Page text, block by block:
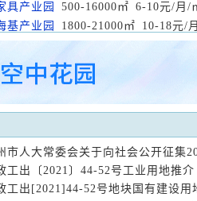
具产业园
500-16000㎡ 6-10元/月/
基产业园 1800-21000㎡ 10-18元/
市人大常委会关于向社会公开征集
工出〔2021〕44-52号工业用地推介
工出[2021]44-52号地块国有建设用